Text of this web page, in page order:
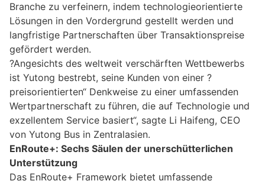
Branche zu verfeinern, indem technologieorientierte
Lösungen in den Vordergrund gestellt werden und
langfristige Partnerschaften über Transaktionspreise
gefördert werden.
?Angesichts des weltweit verschärften Wettbewerbs
ist Yutong bestrebt, seine Kunden von einer ?
preisorientierten“ Denkweise zu einer umfassenden
Wertpartnerschaft zu führen, die auf Technologie und
exzellentem Service basiert“, sagte Li Haifeng, CEO
von Yutong Bus in Zentralasien.
EnRoute+: Sechs Säulen der unerschütterlichen
Unterstützung
Das EnRoute+ Framework bietet umfassende